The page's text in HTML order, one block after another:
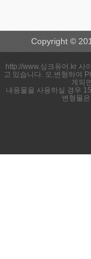
Copyright ©
http://www.싱크퓨어.kr 사
고 있습니다. 오,변형하여
게되
내용물을 사용하실 경우
변형물